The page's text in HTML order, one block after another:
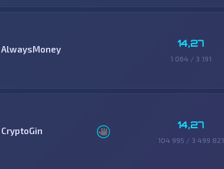
AlwaysMoney 14,27
1 064 / 3 191
CryptoGin 14,27
104 995 / 3 499 821